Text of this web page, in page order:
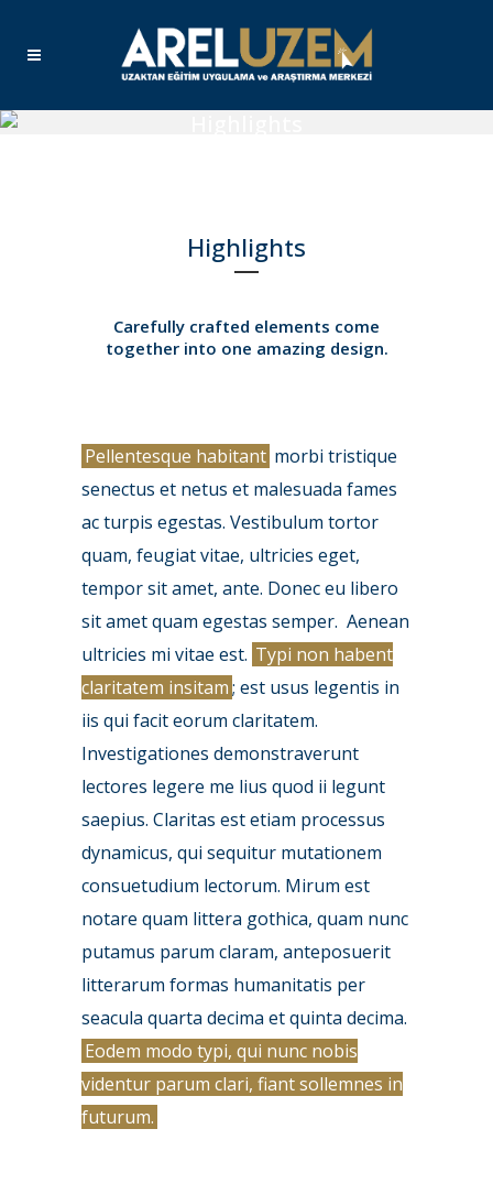
Highlights
Carefully crafted elements come
together into one amazing design.
Pellentesque habitant morbi tristique
senectus et netus et malesuada fames
ac turpis egestas. Vestibulum tortor
quam, feugiat vitae, ultricies eget,
tempor sit amet, ante. Donec eu libero
sit amet quam egestas semper. Aenean
ultricies mi vitae est. Typi non habent
claritatem insitam; est usus legentis in
iis qui facit eorum claritatem.
Investigationes demonstraverunt
lectores legere me lius quod ii legunt
saepius. Claritas est etiam processus
dynamicus, qui sequitur mutationem
consuetudium lectorum. Mirum est
notare quam littera gothica, quam nunc
putamus parum claram, anteposuerit
litterarum formas humanitatis per
seacula quarta decima et quinta decima.
Eodem modo typi, qui nunc nobis
videntur parum clari, fiant sollemnes in
futurum.